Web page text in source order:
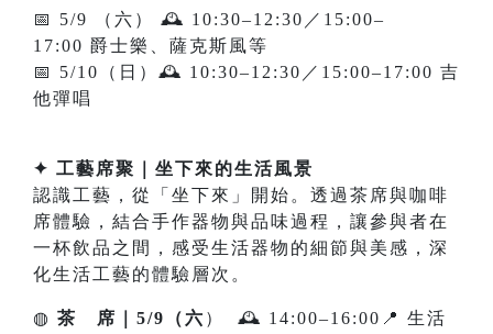
📅 5/9 （六） 🕰 10:30–12:30／15:00–
17:00 爵士樂、薩克斯風等
📅 5/10（日）🕰 10:30–12:30／15:00–17:00 吉
他彈唱
✦ 工藝席聚｜坐下來的生活風景
認識工藝，從「坐下來」開始。透過茶席與咖啡
席體驗，結合手作器物與品味過程，讓參與者在
一杯飲品之間，感受生活器物的細節與美感，深
化生活工藝的體驗層次。
◍ 茶 席｜5/9（六 ） 🕰 14:00–16:00📍 生活